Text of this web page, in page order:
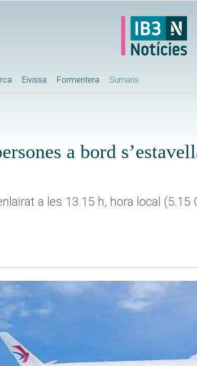
Eivissa Formentera Sumaris
a bord
a les 13.15 h, hora local